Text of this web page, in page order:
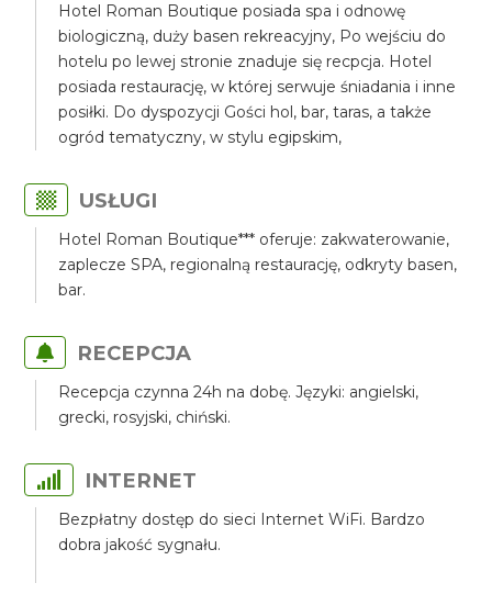
Hotel Roman Boutique posiada spa i odnowę
biologiczną, duży basen rekreacyjny, Po wejściu do
hotelu po lewej stronie znaduje się recpcja. Hotel
posiada restaurację, w której serwuje śniadania i inne
posiłki. Do dyspozycji Gości hol, bar, taras, a także
ogród tematyczny, w stylu egipskim,
USŁUGI
Hotel Roman Boutique*** oferuje: zakwaterowanie,
zaplecze SPA, regionalną restaurację, odkryty basen,
bar.
RECEPCJA
Recepcja czynna 24h na dobę. Języki: angielski,
grecki, rosyjski, chiński.
INTERNET
Bezpłatny dostęp do sieci Internet WiFi. Bardzo
dobra jakość sygnału.